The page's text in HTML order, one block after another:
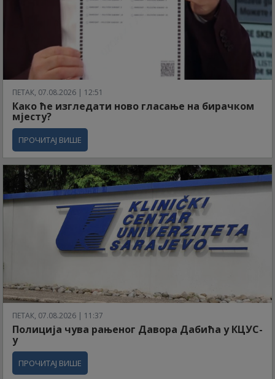
ПЕТАК, 07.08.2026 | 12:51
Како ће изгледати ново гласање на бирачком
мјесту?
ПРОЧИТАЈ ВИШЕ
ПЕТАК, 07.08.2026 | 11:37
Полиција чува рањеног Давора Дабића у КЦУС-
у
ПРОЧИТАЈ ВИШЕ